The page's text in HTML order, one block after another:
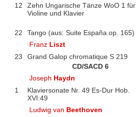
12
Zehn Ungarische Tänze WoO 1 für
Violine und Klavier
22 Tango (aus: Suite España op. 165)
Franz Liszt
23
Grand Galop chromatique S 219
CD/SACD 6
Joseph Haydn
1
Klaviersonate Nr. 49 Es-Dur Hob.
XVI:49
Ludwig van Beethoven